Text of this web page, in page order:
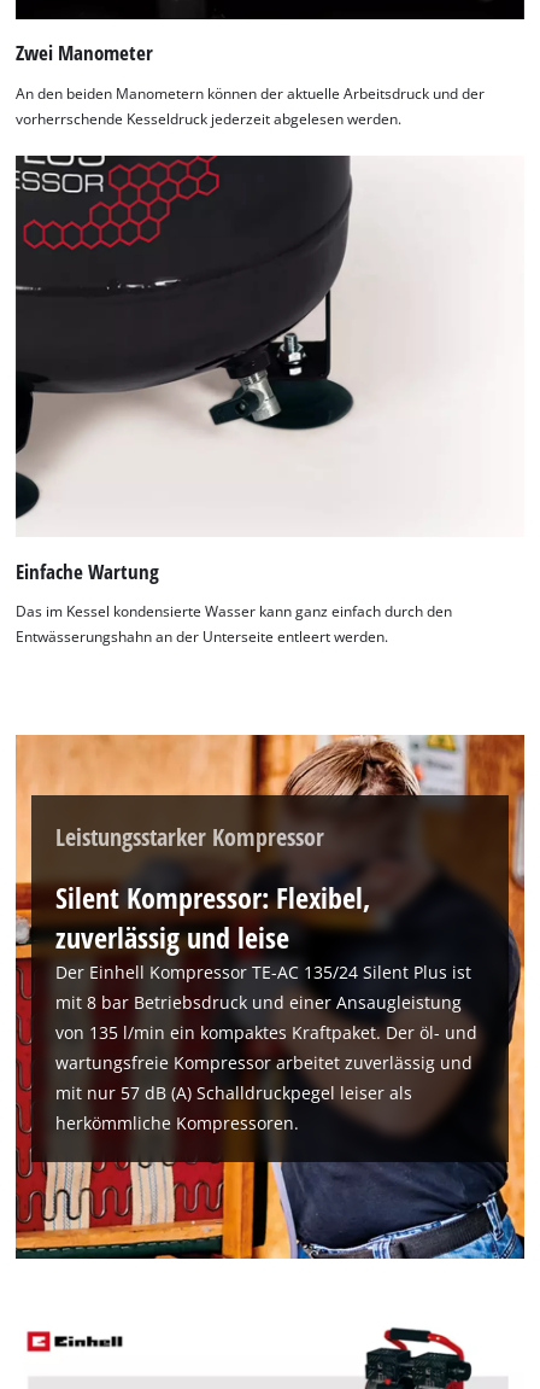
Zwei Manometer
An den beiden Manometern können der aktuelle Arbeitsdruck und der
vorherrschende Kesseldruck jederzeit abgelesen werden.
Einfache Wartung
Das im Kessel kondensierte Wasser kann ganz einfach durch den
Entwässerungshahn an der Unterseite entleert werden.
Leistungsstarker Kompressor
Silent Kompressor: Flexibel,
zuverlässig und leise
Der Einhell Kompressor TE-AC 135/24 Silent Plus ist
mit 8 bar Betriebsdruck und einer Ansaugleistung
von 135 l/min ein kompaktes Kraftpaket. Der öl- und
wartungsfreie Kompressor arbeitet zuverlässig und
mit nur 57 dB (A) Schalldruckpegel leiser als
herkömmliche Kompressoren.